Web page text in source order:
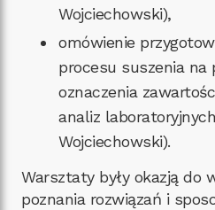
Wojciechowski),
omówienie
procesu suszenia na
oznaczenia
analiz
Wojciechowski).
Warsztaty były okazją do
poznania rozwiązań i